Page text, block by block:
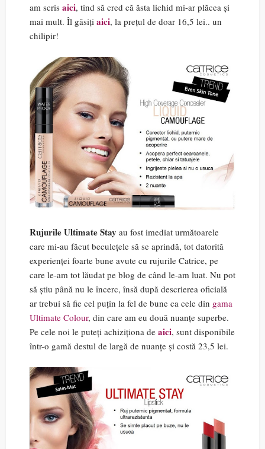
am scris aici, tind să cred că ăsta lichid mi-ar plăcea și
mai mult. Îl găsiți aici, la prețul de doar 16,5 lei.. un
chilipir!
Rujurile Ultimate Stay au fost imediat următoarele
care mi-au făcut beculețele să se aprindă, tot datorită
experienței foarte bune avute cu rujurile Catrice, pe
care le-am tot lăudat pe blog de când le-am luat. Nu pot
să știu până nu le încerc, însă după descrierea oficială
ar trebui să fie cel puțin la fel de bune ca cele din gama
Ultimate Colour, din care am eu două nuanțe superbe.
Pe cele noi le puteți achiziționa de aici, sunt disponibile
într-o gamă destul de largă de nuanțe și costă 23,5 lei.